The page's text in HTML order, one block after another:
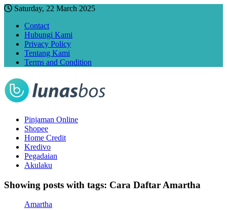
Saturday, 22 March 2025
Contact
Hubungi Kami
Privacy Policy
Tentang Kami
Terms and Condition
Pinjaman Online
Shopee
Home Credit
Kredivo
Pegadaian
Akulaku
Showing posts with tags: Cara Daftar Amartha
Amartha